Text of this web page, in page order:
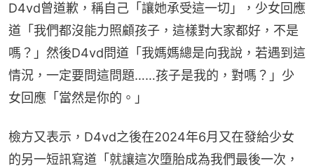
D4vd曾道歉，稱自己「讓她承受這一切」，少女回應
道「我們都沒能力照顧孩子，這樣對大家都好，不是
嗎？」然後D4vd問道「我媽媽總是向我說，若遇到這
情況，一定要問這問題……孩子是我的，對嗎？」少
女回應「當然是你的。」
檢方又表示，D4vd之後在2024年6月又在發給少女
的另一短訊寫道「就讓這次墮胎成為我們最後一次，